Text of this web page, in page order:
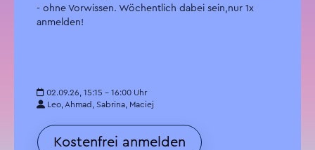
- ohne Vorwissen. Wöchentlich dabei sein,nur 1x
anmelden!
02.09.26, 15:15 - 16:00 Uhr
Leo, Ahmad, Sabrina, Maciej
Kostenfrei anmelden